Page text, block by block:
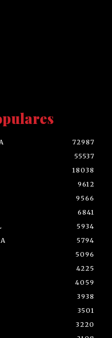
72987
55537
18038
9612
9566
6841
5934
5794
5096
4225
4059
3938
3501
3220